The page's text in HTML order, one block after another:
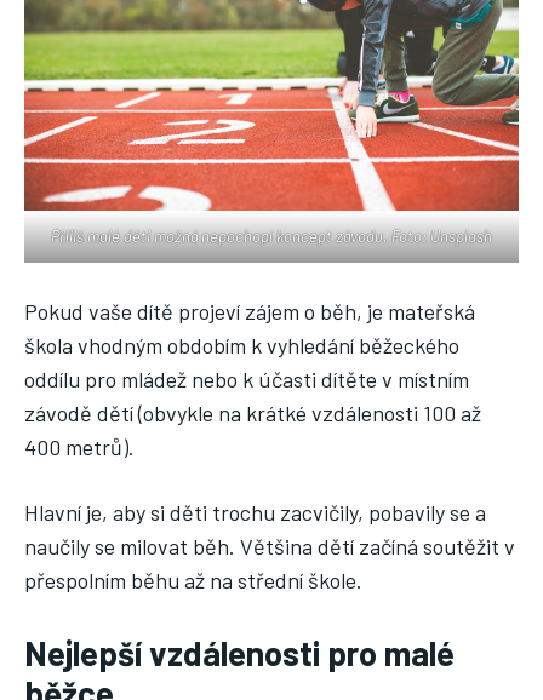
Příliš malé děti možná nepochopí koncept závodu. Foto: Unsplash
Pokud vaše dítě projeví zájem o běh, je mateřská
škola vhodným obdobím k vyhledání běžeckého
oddílu pro mládež nebo k účasti dítěte v místním
závodě dětí (obvykle na krátké vzdálenosti 100 až
400 metrů).
Hlavní je, aby si děti trochu zacvičily, pobavily se a
naučily se milovat běh. Většina dětí začíná soutěžit v
přespolním běhu až na střední škole.
Nejlepší vzdálenosti pro malé